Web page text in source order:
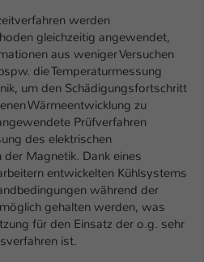
werden
gleichzeitig angewendet,
aus weniger Versuchen
die Temperaturmessung
um den Schädigungsfortschritt
Wärmeentwicklung zu
Prüfverfahren
des elektrischen
Magnetik. Dank eines
entwickelten Kühlsystems
während der
gehalten werden, was
für den Einsatz der o.g. sehr
ist.
teilt der Webseite mit, ob
im Typo3-Backend
ist und Rechte besitzt diese